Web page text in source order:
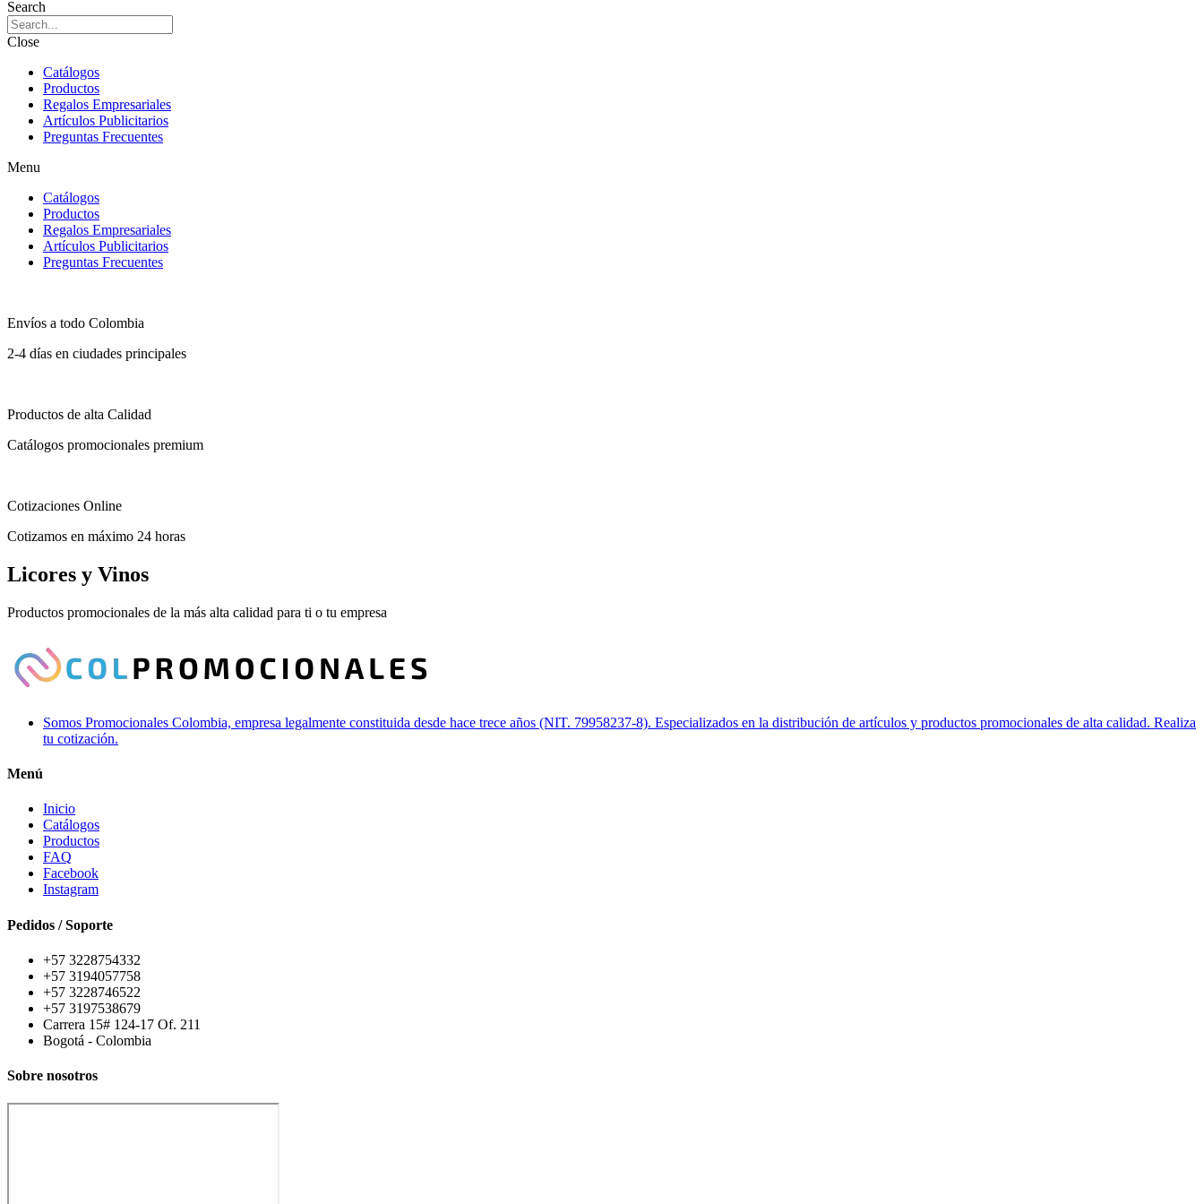
Search
Close
Catálogos
Productos
Regalos Empresariales
Artículos Publicitarios
Preguntas Frecuentes
Menu
Catálogos
Productos
Regalos Empresariales
Artículos Publicitarios
Preguntas Frecuentes
Envíos a todo Colombia
2-4 días en ciudades principales
Productos de alta Calidad
Catálogos promocionales premium
Cotizaciones Online
Cotizamos en máximo 24 horas
Licores y Vinos
Productos promocionales de la más alta calidad para ti o tu empresa
Somos Promocionales Colombia, empresa legalmente constituida desde hace trece años (NIT. 79958237-8). Especializados en la distribución de artículos y productos promocionales de alta calidad. Realiza
tu cotización.
Menú
Inicio
Catálogos
Productos
FAQ
Facebook
Instagram
Pedidos / Soporte
+57 3228754332
+57 3194057758
+57 3228746522
+57 3197538679
Carrera 15# 124-17 Of. 211
Bogotá - Colombia
Sobre nosotros